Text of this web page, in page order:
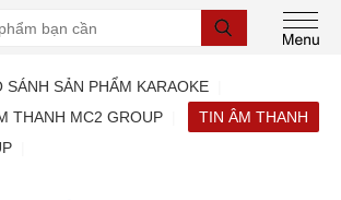
SÁNH SẢN PHẨM KARAOKE
THANH MC2 GROUP
TIN ÂM THANH